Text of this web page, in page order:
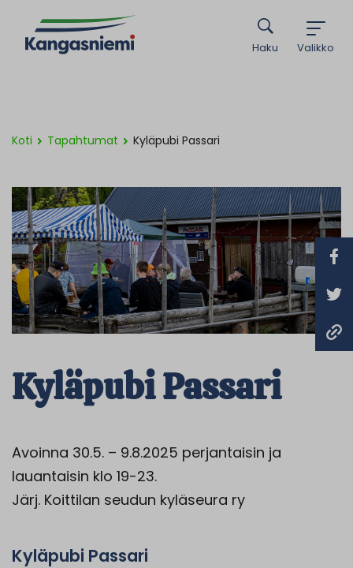
Valikko
Haku
Koti Tapahtumat Kyläpubi Passari
Kyläpubi Passari
Avoinna 30.5. – 9.8.2025 perjantaisin ja
lauantaisin klo 19-23.
Järj. Koittilan seudun kyläseura ry
Kyläpubi Passari